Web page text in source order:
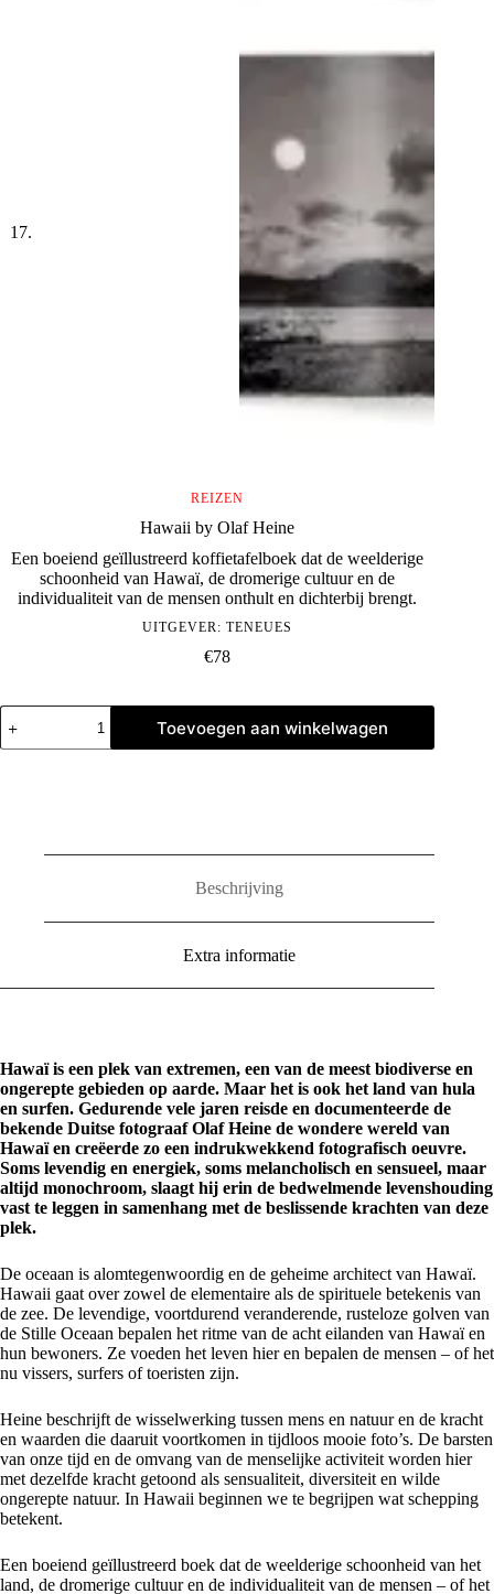
REIZEN
Hawaii by Olaf Heine
Een boeiend geïllustreerd koffietafelboek dat de weelderige
schoonheid van Hawaï, de dromerige cultuur en de
individualiteit van de mensen onthult en dichterbij brengt.
UITGEVER:TENEUES
€78
Hawaii
by
Olaf
Toevoegen aan winkelwagen
Beschrijving
Extra informatie
Hawaï is een plek van extremen, een van de meest biodiverse en
ongerepte gebieden op aarde. Maar het is ook het land van hula
en surfen. Gedurende vele jaren reisde en documenteerde de
bekende Duitse fotograaf Olaf Heine de wondere wereld van
Hawaï en creëerde zo een indrukwekkend fotografisch oeuvre.
Soms levendig en energiek, soms melancholisch en sensueel, maar
altijd monochroom, slaagt hij erin de bedwelmende levenshouding
vast te leggen in samenhang met de beslissende krachten van deze
plek.
De oceaan is alomtegenwoordig en de geheime architect van Hawaï.
Hawaii gaat over zowel de elementaire als de spirituele betekenis van
de zee. De levendige, voortdurend veranderende, rusteloze golven van
de Stille Oceaan bepalen het ritme van de acht eilanden van Hawaï en
hun bewoners. Ze voeden het leven hier en bepalen de mensen – of het
nu vissers, surfers of toeristen zijn.
Heine beschrijft de wisselwerking tussen mens en natuur en de kracht
en waarden die daaruit voortkomen in tijdloos mooie foto’s. De barsten
van onze tijd en de omvang van de menselijke activiteit worden hier
met dezelfde kracht getoond als sensualiteit, diversiteit en wilde
ongerepte natuur. In Hawaii beginnen we te begrijpen wat schepping
betekent.
Een boeiend geïllustreerd boek dat de weelderige schoonheid van het
land, de dromerige cultuur en de individualiteit van de mensen – of het